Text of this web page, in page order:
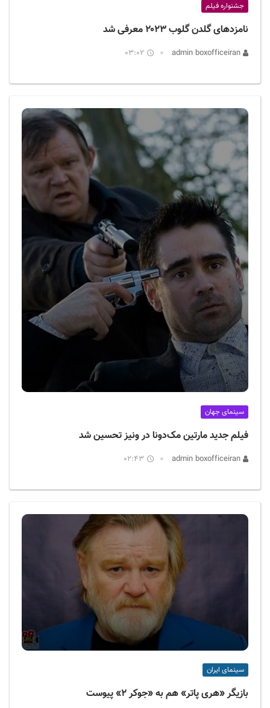
جشنواره فیلم
نامزدهای گلدن گلوب ۲۰۲۳ معرفی شد
03:02
سینمای جهان
فیلم جدید مارتین مک‌دونا در ونیز تحسین شد
02:43
سینمای ایران
بازیگر «هری پاتر» هم به «جوکر ۲» پیوست